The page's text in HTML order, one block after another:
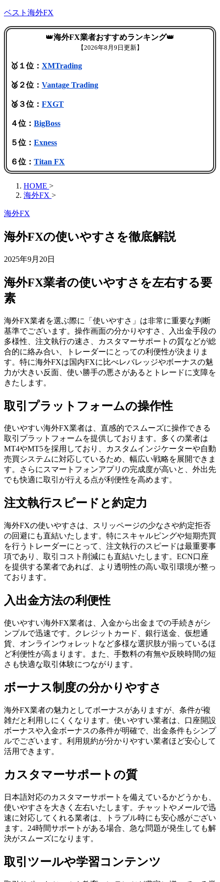
ベスト海外FX
👑海外FX業者おすすめランキング👑
【2026年8月9日更新】
🥇１位： XMTrading
🥈２位： Vantage Trading
🥉３位： FXGT
４位： BigBoss
５位： Exness
６位： Titan FX
HOME >
海外FX >
海外FX
海外FXの使いやすさを徹底解説
2025年9月20日
海外FX業者の使いやすさを左右する要
素
海外FX業者を選ぶ際に「使いやすさ」は非常に重要な判断
基準でございます。操作画面の分かりやすさ、入出金手段の
多様性、注文執行の速さ、カスタマーサポートの質などが総
合的に絡み合い、トレーダーにとっての利便性が決まりま
す。特に海外FXは国内FXに比べレバレッジやボーナスの魅
力が大きい反面、使い勝手の悪さがあるとトレードに支障を
きたします。
取引プラットフォームの操作性
使いやすい海外FX業者は、直感的でスムーズに操作できる
取引プラットフォームを提供しております。多くの業者は
MT4やMT5を採用しており、カスタムインジケーターや自動
売買システムに対応しているため、幅広い戦略を展開できま
す。さらにスマートフォンアプリの完成度が高いと、外出先
でも快適に取引が行える点が利便性を高めます。
注文執行スピードと約定力
海外FXの使いやすさは、スリッページの少なさや約定拒否
の回避にも直結いたします。特にスキャルピングや短期売買
を行うトレーダーにとって、注文執行のスピードは最重要事
項であり、取引コスト削減にも直結いたします。ECN口座
を提供する業者であれば、より透明性の高い取引環境が整っ
ております。
入出金方法の利便性
使いやすい海外FX業者は、入金から出金までの手続きがシ
ンプルで迅速です。クレジットカード、銀行送金、仮想通
貨、オンラインウォレットなど多様な選択肢が揃っているほ
ど利便性が高まります。また、手数料の有無や反映時間の短
さも快適な取引体験につながります。
ボーナス制度の分かりやすさ
海外FX業者の魅力としてボーナスがありますが、条件が複
雑だと利用しにくくなります。使いやすい業者は、口座開設
ボーナスや入金ボーナスの条件が明確で、出金条件もシンプ
ルでございます。利用規約が分かりやすい業者ほど安心して
活用できます。
カスタマーサポートの質
日本語対応のカスタマーサポートを備えているかどうかも、
使いやすさを大きく左右いたします。チャットやメールで迅
速に対応してくれる業者は、トラブル時にも安心感がござい
ます。24時間サポートがある場合、急な問題が発生しても解
決がスムーズになります。
取引ツールや学習コンテンツ